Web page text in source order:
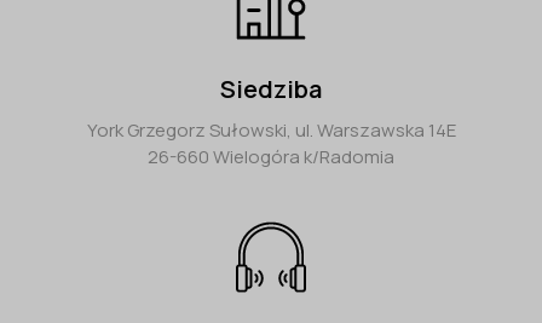
Siedziba
York Grzegorz Sułowski, ul. Warszawska 14E
26-660 Wielogóra k/Radomia